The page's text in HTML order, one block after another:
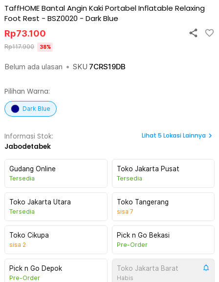
TaffHOME Bantal Angin Kaki Portabel Inflatable Relaxing
Foot Rest - BSZ0020 - Dark Blue
Belum ada ulasan • SKU 7CRS19DB
Rp73.100
Rp117.900 38%
Pilihan Warna:
Dark Blue
Informasi Stok:
Jabodetabek
Lihat 5 Lokasi Lainnya
Gudang Online
Tersedia
Toko Jakarta Pusat
Tersedia
Toko Jakarta Utara
Tersedia
Toko Tangerang
sisa 7
Toko Cikupa
sisa 2
Pick n Go Bekasi
Pre-Order
Pick n Go Depok
Pre-Order
Toko Jakarta Barat
Habis